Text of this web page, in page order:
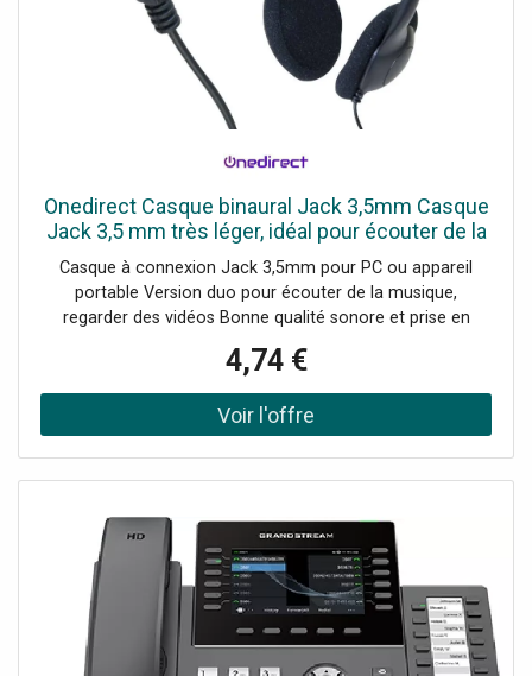
Onedirect Casque binaural Jack 3,5mm Casque
Jack 3,5 mm très léger, idéal pour écouter de la
musique, naviguer sur Internet.
Casque à connexion Jack 3,5mm pour PC ou appareil
portable Version duo pour écouter de la musique,
regarder des vidéos Bonne qualité sonore et prise en
confort Longueur du câble : 240cm Ne dispose pas d'un
microphone
4,74 €